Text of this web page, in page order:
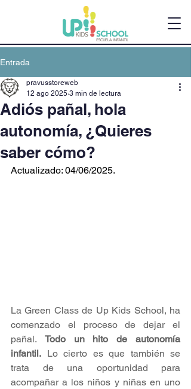
Entrada
Adiós pañal, hola
autonomía, ¿Quieres
saber cómo?
pravusstoreweb
12 ago 2025 3 min de lectura
Actualizado: 04/06/2025.
La Green Class de Up Kids School, ha
comenzado el proceso de dejar el
pañal. Todo un hito de autonomía
infantil. Lo cierto es que también se
trata de una oportunidad para
acompañar a los niños y niñas en uno